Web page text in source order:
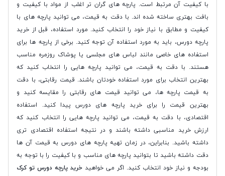
با کیفیت آن مرتبط است. پارچه های گران تر اغلب از مواد با کیفیت و
بافت بهتری ساخته شده اند. با دقت به قیمت، می توانید پارچه های با
کیفیت و مطابق با نیاز خود را انتخاب کنید. مورد استفاده، قبل از خرید
پارچه دورس، باید به مورد استفاده آن توجه کنید. برخی از پارچه ها برای
استفاده های خاصی مانند لباس های مجلسی یا پوشاک روزمره مناسب
هستند. با دقت به قیمت، می توانید پارچه هایی را انتخاب کنید که
بهترین انتخاب برای مورد استفاده خودتان باشند. قیمت رقابتی، با دقت
به قیمت پارچه ها، می توانید قیمت های رقابتی را مقایسه کنید و
بهترین قیمت را برای خرید پارچه های دورس پیدا کنید. استفاده
اقتصادی، با دقت به قیمت، می توانید پارچه هایی را انتخاب کنید که
ارزش خرید مناسبی داشته باشند و در نتیجه استفاده اقتصادی تری
داشته باشید. بنابراین، در زمان تهیه پارچه های دورس به قیمت آن ها
دقت داشته باشید تا بتوانید پارچه های مناسب و با کیفیت را با توجه به
بودجه و نیاز خود انتخاب کنید. اگر می خواهید خرید پارچه دورس تو کرک